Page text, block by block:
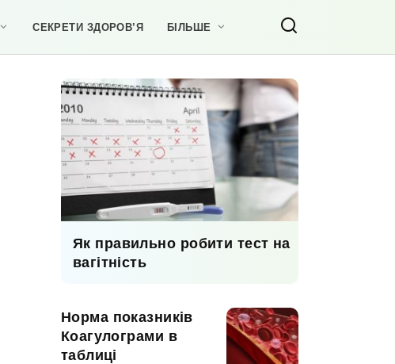
СЕКРЕТИ ЗДОРОВ’Я БІЛЬШЕ
Як правильно робити тест на
вагітність
Норма показників
Коагулограми в
таблиці